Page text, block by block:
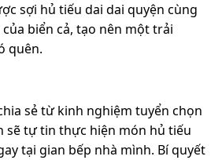
sợi hủ tiếu dai dai quyện cùng
biển cả, tạo nên một trải
quên.
sẻ từ kinh nghiệm tuyển chọn
sẽ tự tin thực hiện món hủ tiếu
tại gian bếp nhà mình. Bí quyết